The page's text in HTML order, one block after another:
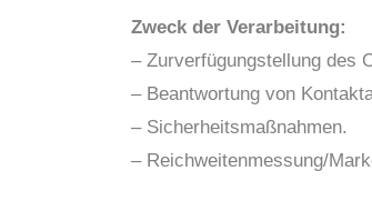
Zweck der Verarbeitung:
– Zurverfügungstellung des
– Beantwortung von
– Sicherheitsmaßnahmen.
– Reichweitenmessung/